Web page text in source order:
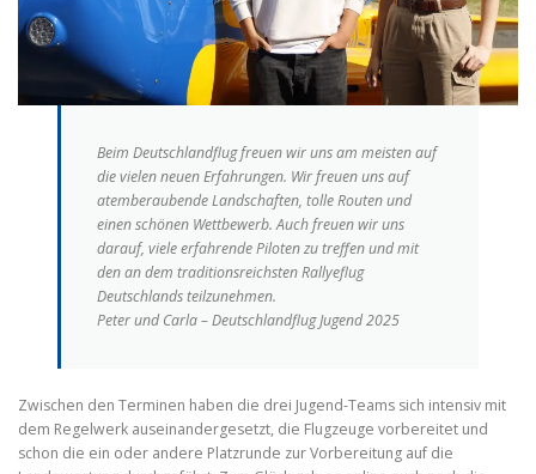
Beim Deutschlandflug freuen wir uns am meisten auf
die vielen neuen Erfahrungen. Wir freuen uns auf
atemberaubende Landschaften, tolle Routen und
einen schönen Wettbewerb. Auch freuen wir uns
darauf, viele erfahrende Piloten zu treffen und mit
den an dem traditionsreichsten Rallyeflug
Deutschlands teilzunehmen.
Peter und Carla – Deutschlandflug Jugend 2025
Zwischen den Terminen haben die drei Jugend-Teams sich intensiv mit
dem Regelwerk auseinandergesetzt, die Flugzeuge vorbereitet und
schon die ein oder andere Platzrunde zur Vorbereitung auf die